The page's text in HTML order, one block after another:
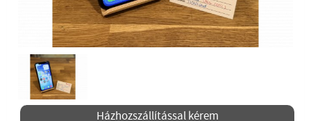
Házhozszállítással kérem